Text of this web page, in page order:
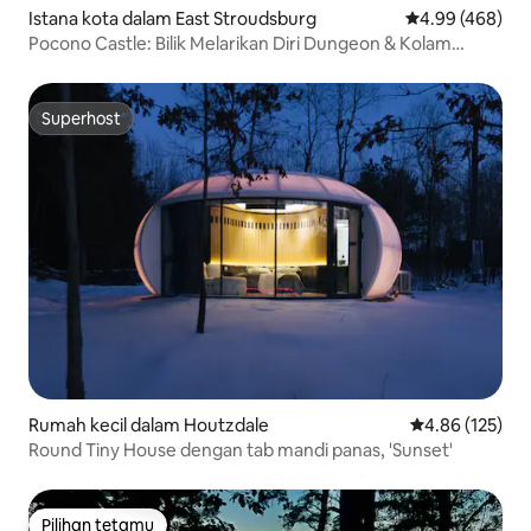
Istana kota dalam East Stroudsburg Penarafan
4.99 (468)
Pocono Castle: Bilik Melarikan Diri Dungeon & Kolam
Superhost
Superhost
Rumah kecil dalam Houtzdale Penarafan
4.86 (125)
Round Tiny House dengan tab mandi panas, 'Sunset'
Pilihan tetamu